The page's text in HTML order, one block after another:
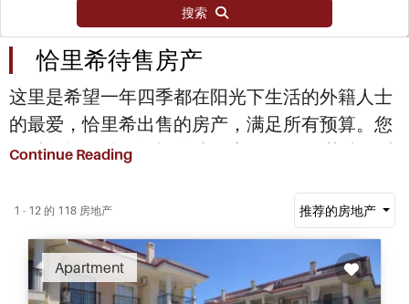
搜索
恰里希待售房产
这里是希望一年四季都在阳光下生活的外籍人士
的最爱，恰里希出售的房产，满足所有预算。您
可以在恰里希可轻松挑选一座价值10万英镑的独
滩。恰里希的公寓
起价低至50000英镑，通常是老
式房产，75000英镑您将可以购买一套高品质的
公寓，配有2或3间卧室，距离恰里希的便利设施
和美丽的新海滨长廊仅一箭之遥。恰里希现在已
Continue Reading
1 - 12 的 118 房地产 推荐的房地产
Apartment